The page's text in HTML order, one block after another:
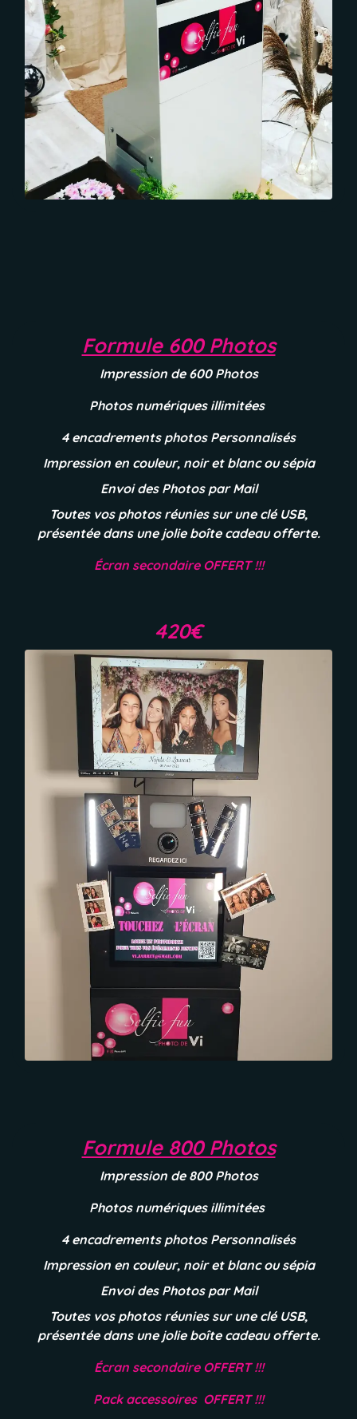
Formule 600 Photos
Impression de 600 Photos
Photos numériques illimitées
4 encadrements photos Personnalisés
Impression en couleur, noir et blanc ou sépia
Envoi des Photos par Mail
Toutes vos photos réunies sur une clé USB,
présentée dans une jolie boîte cadeau offerte.
Écran secondaire OFFERT !!!
420€
Formule 800 Photos
Impression de 800 Photos
Photos numériques illimitées
4 encadrements photos Personnalisés
Impression en couleur, noir et blanc ou sépia
Envoi des Photos par Mail
Toutes vos photos réunies sur une clé USB,
présentée dans une jolie boîte cadeau offerte.
Écran secondaire OFFERT !!!
Pack accessoires OFFERT !!!